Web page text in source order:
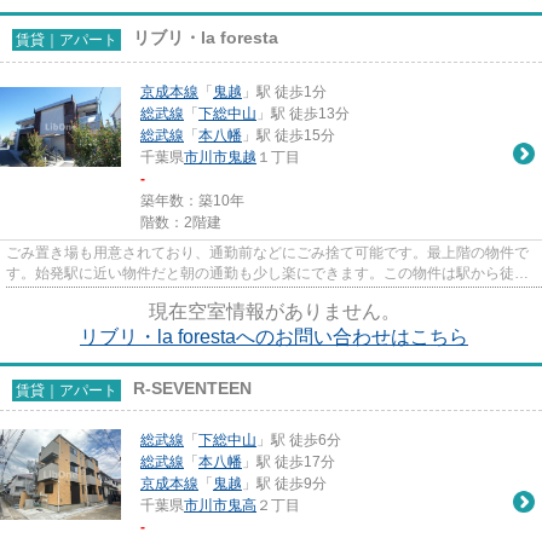
賃貸｜アパート リブリ・la foresta
京成本線 「 鬼越 」駅 徒歩1分
総武線 「 下総中山 」駅 徒歩13分
総武線 「 本八幡 」駅 徒歩15分
千葉県市川市鬼越 １丁目
-
築年数：築10年
階数：2階建
ごみ置き場も用意されており、通勤前などにごみ捨て可能です。最上階の物件で
す。始発駅に近い物件だと朝の通勤も少し楽にできます。この物件は駅から徒歩
現在空室情報がありません。
リブリ・la forestaへのお問い合わせはこちら
賃貸｜アパート R-SEVENTEEN
総武線 「 下総中山 」駅 徒歩6分
総武線 「 本八幡 」駅 徒歩17分
京成本線 「 鬼越 」駅 徒歩9分
千葉県市川市鬼高 ２丁目
-